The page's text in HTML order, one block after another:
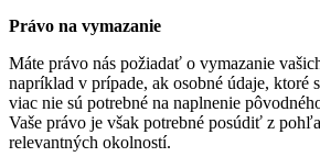
Právo na vymazanie
Máte právo nás požiadať o vymazanie
napríklad v prípade, ak osobné údaje, ktoré
viac nie sú potrebné na naplnenie
Vaše právo je však potrebné posúdiť z
relevantných okolností.